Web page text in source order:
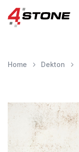
Home Dekton